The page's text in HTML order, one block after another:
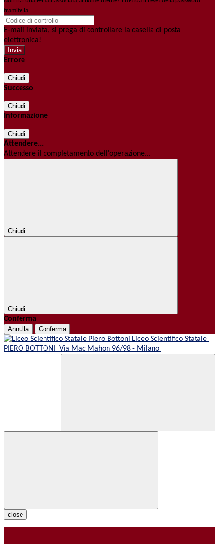
tramite la
E-mail inviata, si prega di controllare la casella di posta
elettronica!
Errore
Chiudi
Successo
Chiudi
Informazione
Chiudi
Attendere...
Attendere il completamento dell'operazione...
Chiudi
Chiudi
Conferma
Annulla Conferma
Liceo Scientifico Statale
PIERO BOTTONI Via Mac Mahon 96/98 - Milano
close